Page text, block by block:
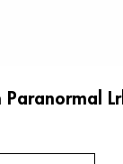
Paranormal